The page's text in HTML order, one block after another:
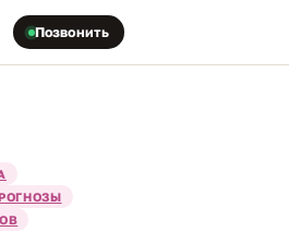
Позвонить